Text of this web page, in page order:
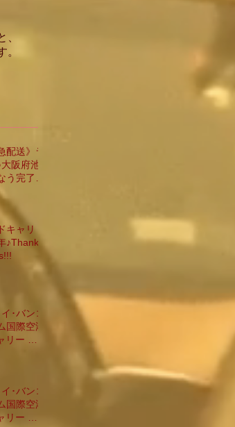
、
。
配送》ラ
阪府池
う完了
キャリ
♪Thank
･バンコ
国際空港
ー バ
･バンコ
国際空港
ー 台